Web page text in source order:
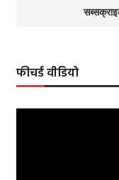
फीचर्ड वीडियो